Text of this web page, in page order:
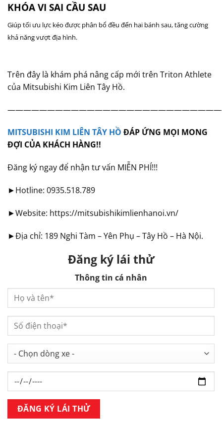
KHÓA VI SAI CẦU SAU
Giúp tối ưu lực kéo được phân bổ đều đến hai bánh sau, tăng cường
khả năng vượt địa hình.
Trên đây là khám phá nâng cấp mới trên Triton Athlete
của Mitsubishi Kim Liên Tây Hồ.
MITSUBISHI KIM LIÊN TÂY HỒ ĐÁP ỨNG MỌI MONG
ĐỢI CỦA KHÁCH HÀNG!!
Đăng ký ngay để nhận tư vấn MIỄN PHÍ!!!
►Hotline: 0935.518.789
►Website: https://mitsubishikimlienhanoi.vn/
►Địa chỉ: 189 Nghi Tàm – Yên Phụ – Tây Hồ – Hà Nội.
Đăng ký lái thử
Thông tin cá nhân